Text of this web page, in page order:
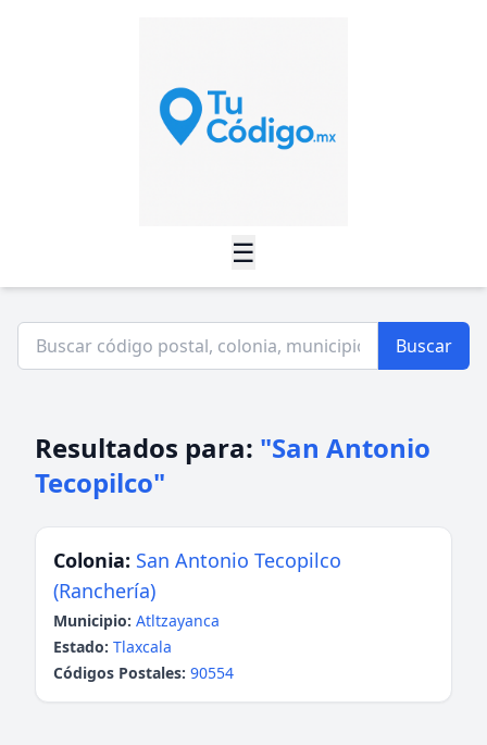
☰
Buscar
Resultados para: "San Antonio
Tecopilco"
Colonia: San Antonio Tecopilco
(Ranchería)
Municipio: Atltzayanca
Estado: Tlaxcala
Códigos Postales: 90554